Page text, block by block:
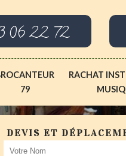
06 22 72
79
RACHAT
DEVIS ET